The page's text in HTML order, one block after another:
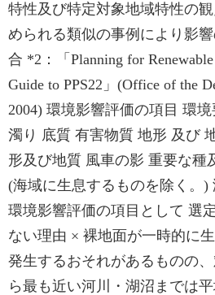
特性及び特定対象地域特性の
められる類似の事例により影
合 *2：「Planning for
Guide to PPS22」(Office of the
2004) 環境影響評価の項目 環
濁り 底質 有害物質 地形 及び
形及び地質 風車の影 重要な種
(海域に生息するものを除く。)
環境影響評価の項目として 選
ない理由 × 裸地面が一時的に
発生するおそれがあるものの
ら最も近い河川・湖沼までは